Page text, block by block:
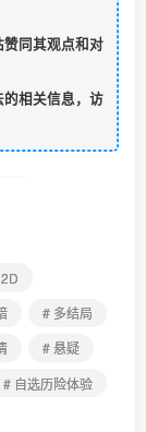
同其观点和对
相关信息，访
# 多结局
# 悬疑
# 自选历险体验